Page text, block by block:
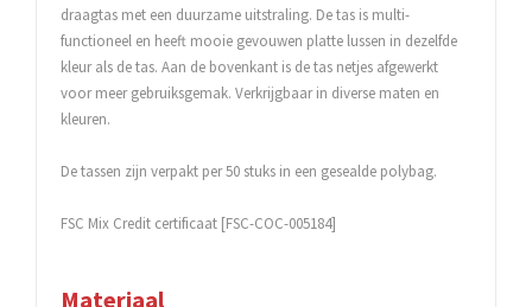
draagtas met een duurzame uitstraling. De tas is multi-
functioneel en heeft mooie gevouwen platte lussen in dezelfde
kleur als de tas. Aan de bovenkant is de tas netjes afgewerkt
voor meer gebruiksgemak. Verkrijgbaar in diverse maten en
kleuren.
De tassen zijn verpakt per 50 stuks in een gesealde polybag.
FSC Mix Credit certificaat [FSC-COC-005184]
Materiaal